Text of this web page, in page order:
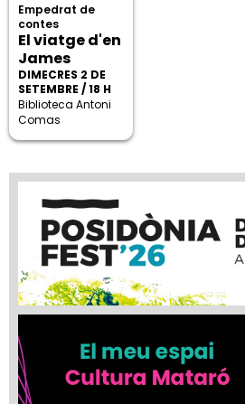
Empedrat de
contes
El viatge d'en
James
DIMECRES 2 DE
SETEMBRE / 18 H
Biblioteca Antoni
Comas